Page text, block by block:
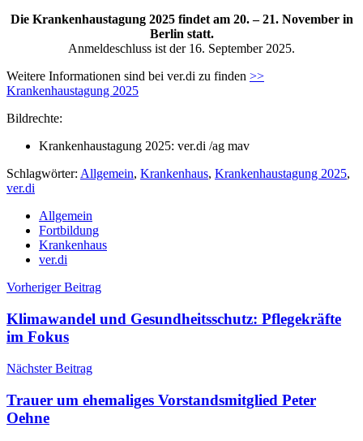
Die Krankenhaustagung 2025 findet am 20. – 21. November in
Berlin statt.
Anmeldeschluss ist der 16. September 2025.
Weitere Informationen sind bei ver.di zu finden >>
Krankenhaustagung 2025
Bildrechte:
Krankenhaustagung 2025: ver.di /ag mav
Schlagwörter: Allgemein, Krankenhaus, Krankenhaustagung 2025,
ver.di
Allgemein
Fortbildung
Krankenhaus
ver.di
Beitragsnavigation
Vorheriger Beitrag
Klimawandel und Gesundheitsschutz: Pflegekräfte
im Fokus
Nächster Beitrag
Trauer um ehemaliges Vorstandsmitglied Peter
Oehne